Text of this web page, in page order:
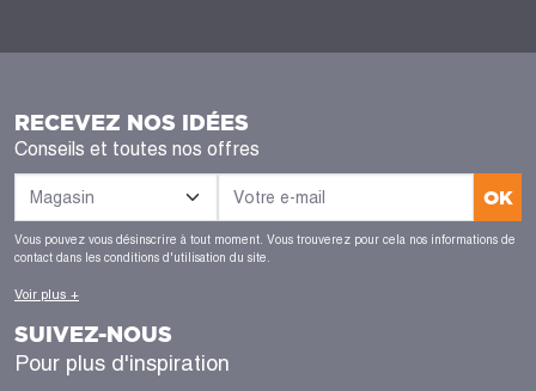
RECEVEZ NOS IDÉES
Conseils et toutes nos offres
OK
Vous pouvez vous désinscrire à tout moment. Vous trouverez pour cela nos informations de
contact dans les conditions d'utilisation du site.
Voir plus +
SUIVEZ-NOUS
Pour plus d'inspiration